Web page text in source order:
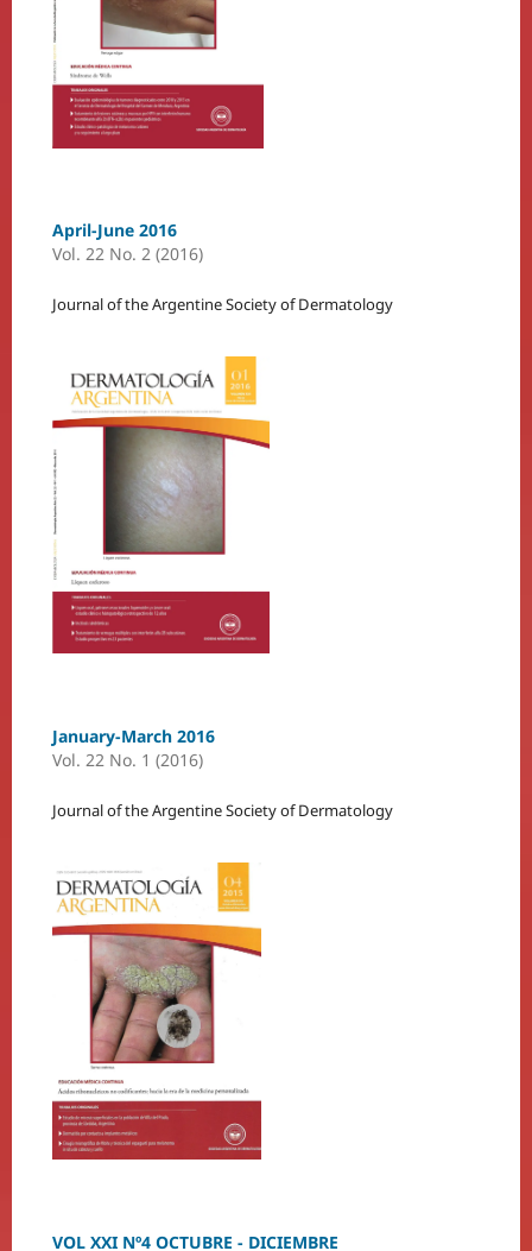
April-June 2016
Vol. 22 No. 2 (2016)
Journal of the Argentine Society of Dermatology
January-March 2016
Vol. 22 No. 1 (2016)
Journal of the Argentine Society of Dermatology
VOL XXI Nº4 OCTUBRE - DICIEMBRE